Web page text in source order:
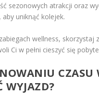
sezonowych atrakcji oraz
uniknąć kolejek.
wellness, skorzystaj
Ci w pełni cieszyć się
CZASU
WYJAZD?